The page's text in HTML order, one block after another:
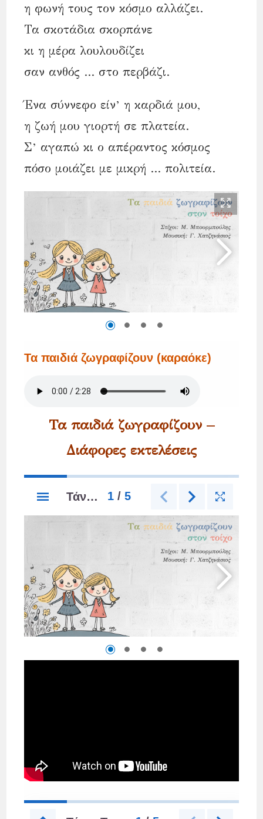
η φωνή τους τον κόσμο αλλάζει.
Τα σκοτάδια σκορπάνε
κι η μέρα λουλουδίζει
σαν ανθός … στο περβάζι.
Ένα σύννεφο είν’ η καρδιά μου,
η ζωή μου γιορτή σε πλατεία.
Σ’ αγαπώ κι ο απέραντος κόσμος
πόσο μοιάζει με μικρή … πολιτεία.
Τα παιδιά ζωγραφίζουν –
Διάφορες εκτελέσεις